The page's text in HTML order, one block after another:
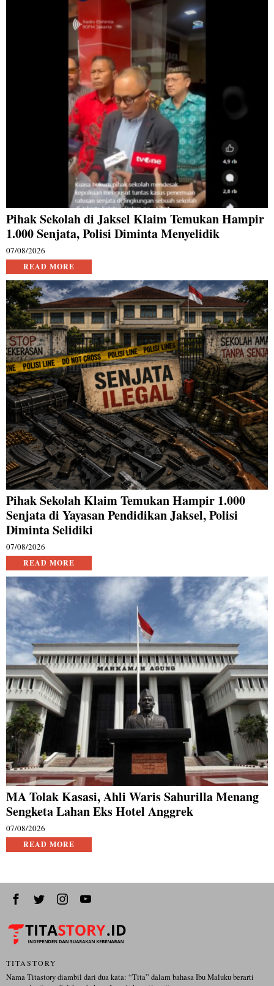
Pihak Sekolah di Jaksel Klaim Temukan Hampir
1.000 Senjata, Polisi Diminta Menyelidik
07/08/2026
READ MORE
Pihak Sekolah Klaim Temukan Hampir 1.000
Senjata di Yayasan Pendidikan Jaksel, Polisi
Diminta Selidiki
07/08/2026
READ MORE
MA Tolak Kasasi, Ahli Waris Sahurilla Menang
Sengketa Lahan Eks Hotel Anggrek
07/08/2026
READ MORE
TITASTORY
Nama Titastory diambil dari dua kata: “Tita” dalam bahasa Ibu Maluku berarti